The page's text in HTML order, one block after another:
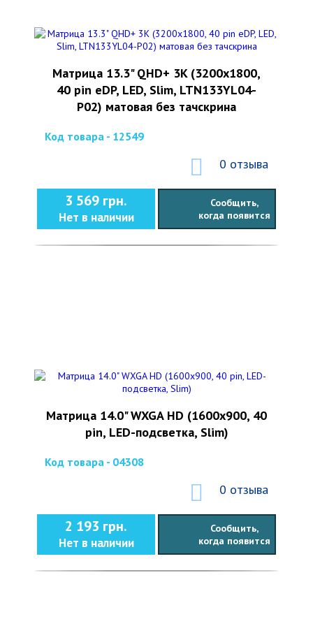
Матрица 13.3" QHD+ 3K (3200x1800,
40 pin eDP, LED, Slim, LTN133YL04-
P02) матовая без тачскрина
Код товара - 12549
0 отзыва
3 569 грн.
Нет в наличии
Сообщить,
когда появится
Матрица 14.0" WXGA HD (1600x900, 40
pin, LED-подсветка, Slim)
Код товара - 04308
0 отзыва
2 193 грн.
Нет в наличии
Сообщить,
когда появится